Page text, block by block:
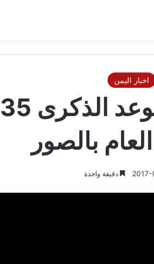
اخبار اليمن
بالصور
دقيقة واحدة